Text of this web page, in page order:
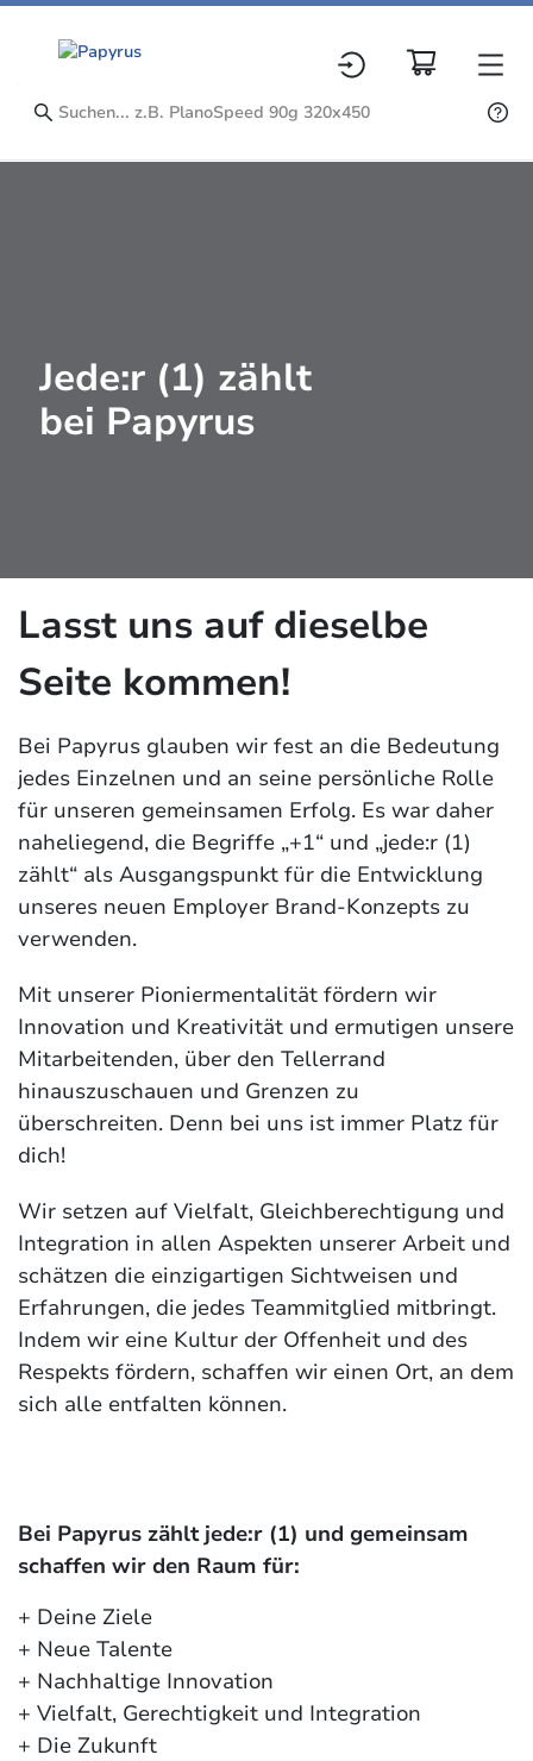
Jede:r (1) zählt
bei Papyrus
Lasst uns auf dieselbe
Seite kommen!
Bei Papyrus glauben wir fest an die Bedeutung
jedes Einzelnen und an seine persönliche Rolle
für unseren gemeinsamen Erfolg. Es war daher
naheliegend, die Begriffe „+1“ und „jede:r (1)
zählt“ als Ausgangspunkt für die Entwicklung
unseres neuen Employer Brand-Konzepts zu
verwenden.
Mit unserer Pioniermentalität fördern wir
Innovation und Kreativität und ermutigen unsere
Mitarbeitenden, über den Tellerrand
hinauszuschauen und Grenzen zu
überschreiten. Denn bei uns ist immer Platz für
dich!
Wir setzen auf Vielfalt, Gleichberechtigung und
Integration in allen Aspekten unserer Arbeit und
schätzen die einzigartigen Sichtweisen und
Erfahrungen, die jedes Teammitglied mitbringt.
Indem wir eine Kultur der Offenheit und des
Respekts fördern, schaffen wir einen Ort, an dem
sich alle entfalten können.
Bei Papyrus zählt jede:r (1) und gemeinsam
schaffen wir den Raum für:
+ Deine Ziele
+ Neue Talente
+ Nachhaltige Innovation
+ Vielfalt, Gerechtigkeit und Integration
+ Die Zukunft